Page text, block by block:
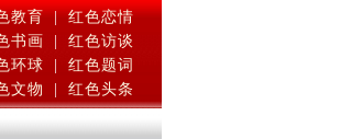
教育 |
红色恋情
书画
红色访谈
环球
红色题词
文物 红色头条